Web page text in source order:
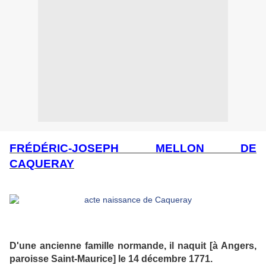
FRÉDÉRIC-JOSEPH MELLON DE
CAQUERAY
D'une ancienne famille normande, il naquit [à Angers,
paroisse Saint-Maurice] le 14 décembre 1771.